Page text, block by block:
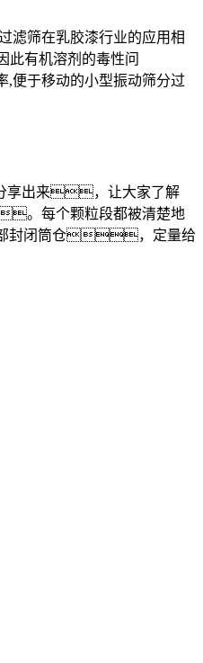
滤筛在乳胶漆行业的应用相
有机溶剂的毒性问
于移动的小型振动筛分过
享出来，让大家了解
。每个颗粒段都被清楚地
封闭筒仓，定量给